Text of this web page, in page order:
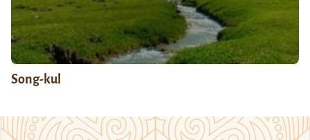
Song-kul